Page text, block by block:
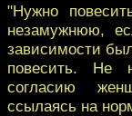
"Нужно
незамужнюю,
зависимости
повесить. Не
согласию
ссылаясь на